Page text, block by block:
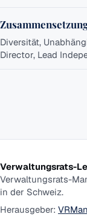
Diversität,
Director, Lead
Verwaltungsrats-
Verwaltungsrats-
in der Schweiz.
Herausgeber: